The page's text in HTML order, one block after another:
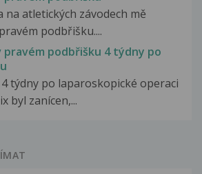
na atletických závodech mě
podbřišku....
pravém podbřišku 4 týdny po
4 týdny po laparoskopické operaci
byl zanícen,...